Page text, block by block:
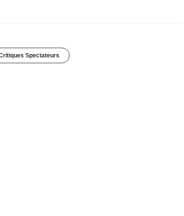
Spectateurs